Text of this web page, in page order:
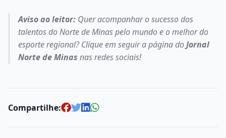
Aviso ao leitor: Quer acompanhar o sucesso dos
talentos do Norte de Minas pelo mundo e o melhor do
esporte regional? Clique em seguir a página doJornal
Norte de Minas nas redes sociais!
Compartilhe: